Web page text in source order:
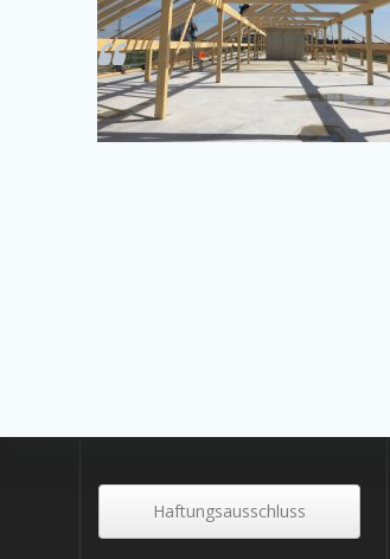
Haftungsausschluss